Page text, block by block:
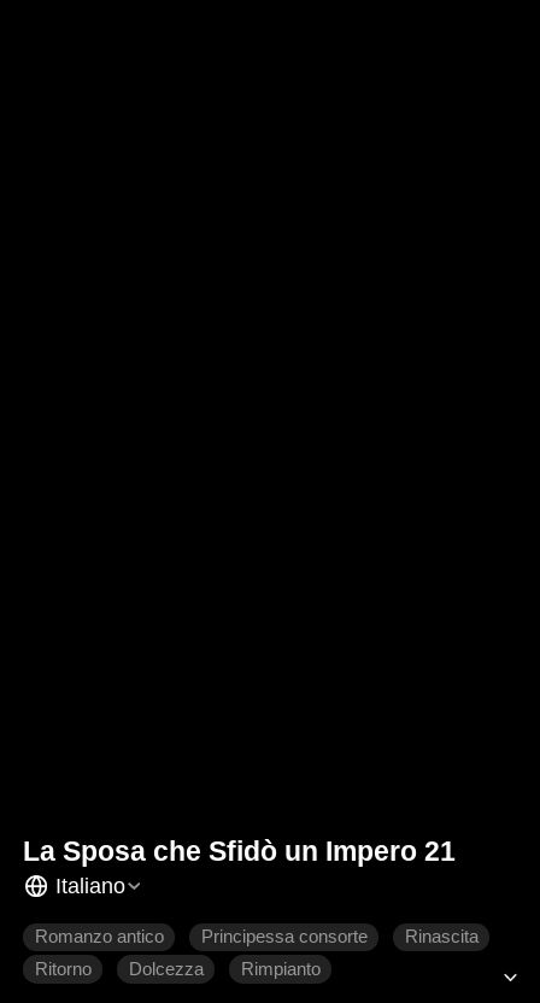
La Sposa che Sfidò un Impero 21
Italiano
Romanzo antico Principessa consorte
Rinascita
Ritorno
Dolcezza
Rimpianto